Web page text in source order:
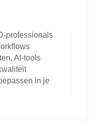
professionals
AI-tools
in je